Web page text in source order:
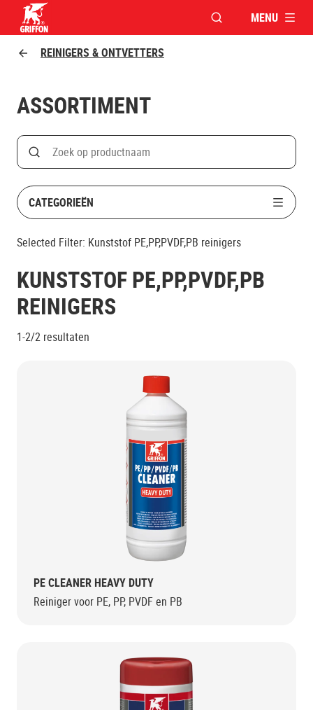
VENSTER OPENEN
MENU
REINIGERS & ONTVETTERS
ASSORTIMENT
Search
Zoek op productnaam
CATEGORIEËN
Selected Filter: Kunststof PE,PP,PVDF,PB reinigers
KUNSTSTOF PE,PP,PVDF,PB
REINIGERS
1-2/2 resultaten
PE CLEANER HEAVY DUTY
Reiniger voor PE, PP, PVDF en PB